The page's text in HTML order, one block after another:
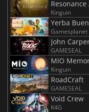
Resonance
Kinguin
Yerba
Gamesplanet
John
GAMESEAL
MIO
Kinguin
RoadCraft
GAMESEAL
Void Crew
K4G